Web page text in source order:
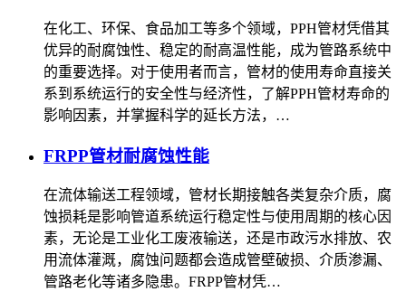
在化工、环保、食品加工等多个领域，PPH管材凭借其
优异的耐腐蚀性、稳定的耐高温性能，成为管路系统中
的重要选择。对于使用者而言，管材的使用寿命直接关
系到系统运行的安全性与经济性，了解PPH管材寿命的
影响因素，并掌握科学的延长方法，…
FRPP管材耐腐蚀性能
在流体输送工程领域，管材长期接触各类复杂介质，腐
蚀损耗是影响管道系统运行稳定性与使用周期的核心因
素，无论是工业化工废液输送，还是市政污水排放、农
用流体灌溉，腐蚀问题都会造成管壁破损、介质渗漏、
管路老化等诸多隐患。FRPP管材凭…